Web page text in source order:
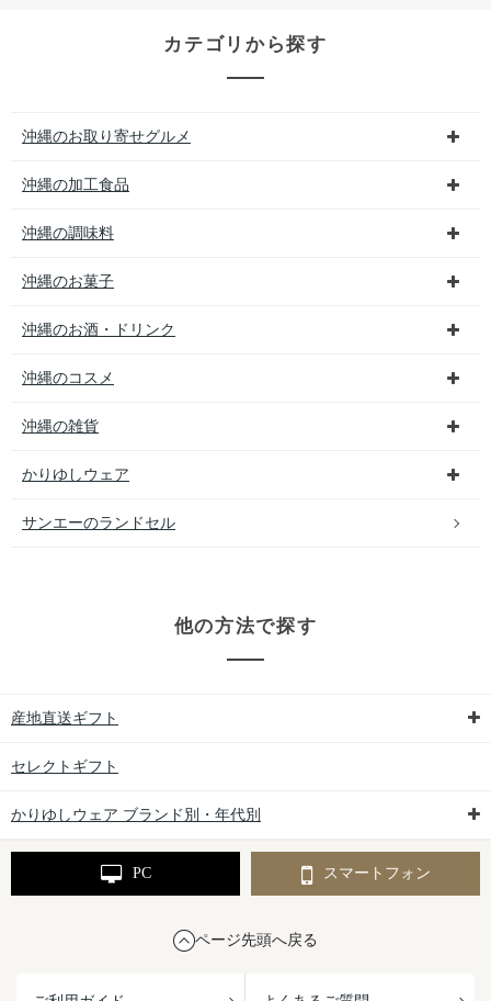
カテゴリから探す
沖縄のお取り寄せグルメ
沖縄の加工食品
沖縄の調味料
沖縄のお菓子
沖縄のお酒・ドリンク
沖縄のコスメ
沖縄の雑貨
かりゆしウェア
サンエーのランドセル
他の方法で探す
産地直送ギフト
セレクトギフト
かりゆしウェア ブランド別・年代別
PC スマートフォン
ページ先頭へ戻る